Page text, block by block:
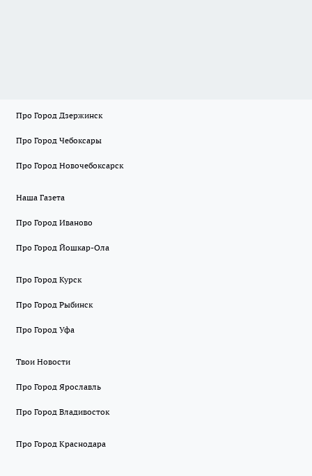
Про Город Дзержинск
Про Город Чебоксары
Про Город Новочебоксарск
Наша Газета
Про Город Иваново
Про Город Йошкар-Ола
Про Город Курск
Про Город Рыбинск
Про Город Уфа
Твои Новости
Про Город Ярославль
Про Город Владивосток
Про Город Краснодара